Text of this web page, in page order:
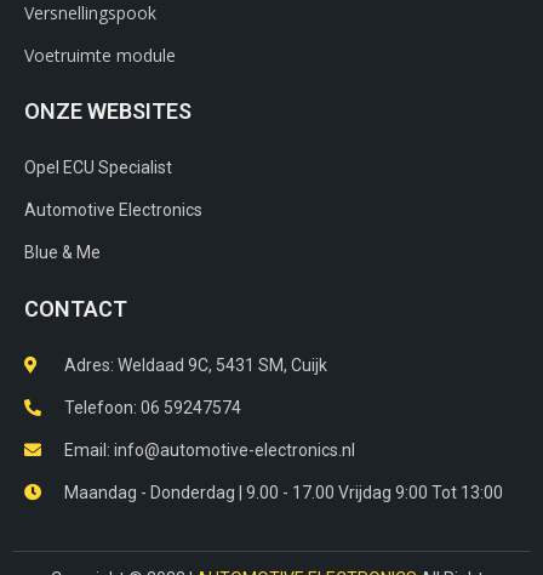
Versnellingspook
Voetruimte module
ONZE WEBSITES
Opel ECU Specialist
Automotive Electronics
Blue & Me
CONTACT
Adres: Weldaad 9C, 5431 SM, Cuijk​
Telefoon: 06 59247574
Email: info@automotive-electronics.nl
Maandag - Donderdag | 9.00 - 17.00 Vrijdag 9:00 Tot 13:00